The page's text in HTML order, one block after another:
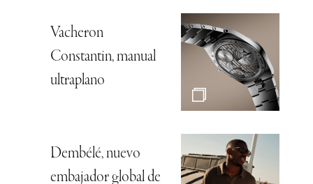
Vacheron
Constantin, manual
ultraplano
Dembélé, nuevo
embajador global de